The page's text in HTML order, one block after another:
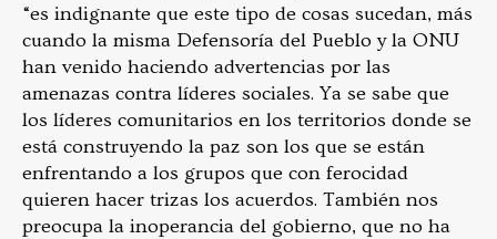
“es indignante que este tipo de cosas sucedan, más
cuando la misma Defensoría del Pueblo y la ONU
han venido haciendo advertencias por las
amenazas contra líderes sociales. Ya se sabe que
los líderes comunitarios en los territorios donde se
está construyendo la paz son los que se están
enfrentando a los grupos que con ferocidad
quieren hacer trizas los acuerdos. También nos
preocupa la inoperancia del gobierno, que no ha